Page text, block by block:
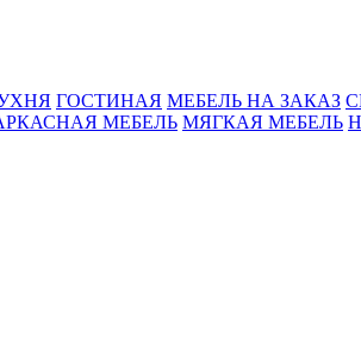
ГОСТИНАЯ МЕБЕЛЬ НА ЗАКАЗ
МЕБЕЛЬ МЯГКАЯ МЕБЕЛЬ